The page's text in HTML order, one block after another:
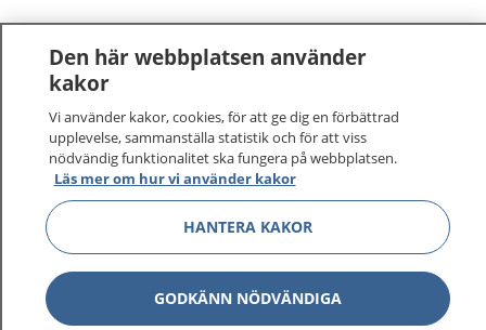
Den här webbplatsen använder
kakor
Vi använder kakor, cookies, för att ge dig en förbättrad
upplevelse, sammanställa statistik och för att viss
nödvändig funktionalitet ska fungera på webbplatsen.
Läs mer om hur vi använder kakor
HANTERA KAKOR
GODKÄNN NÖDVÄNDIGA